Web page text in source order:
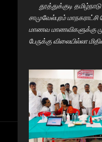
தூத்துக்குடி தமிழ்நாடு
சாமுவேல்புரம்
மாணவ மாணவிகளுக்கு
பேருக்கு விலையில்லா
வழங்கி பேசுகையில்
விலையில்லா மிதிவண்டி
மாணவர்களாகிய உங்களை
தமிழ்நாடு கல்வியில்
என்பதற்காக
முயற்சி எடுத்து